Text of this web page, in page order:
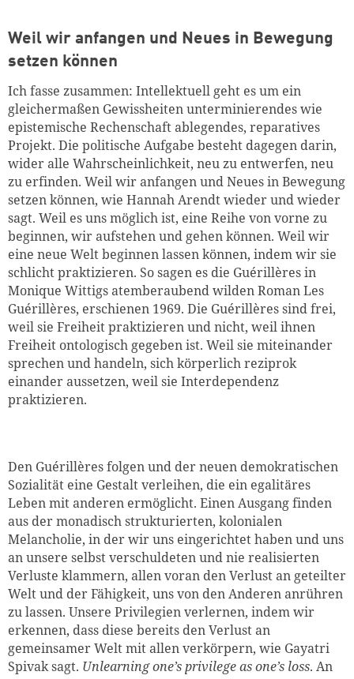
Weil wir anfangen und Neues in Bewegung
setzen können
Ich fasse zusammen: Intellektuell geht es um ein
gleichermaßen Gewissheiten unterminierendes wie
epistemische Rechenschaft ablegendes, reparatives
Projekt. Die politische Aufgabe besteht dagegen darin,
wider alle Wahrscheinlichkeit, neu zu entwerfen, neu
zu erfinden. Weil wir anfangen und Neues in Bewegung
setzen können, wie Hannah Arendt wieder und wieder
sagt. Weil es uns möglich ist, eine Reihe von vorne zu
beginnen, wir aufstehen und gehen können. Weil wir
eine neue Welt beginnen lassen können, indem wir sie
schlicht praktizieren. So sagen es die Guérillères in
Monique Wittigs atemberaubend wilden Roman Les
Guérillères, erschienen 1969. Die Guérillères sind frei,
weil sie Freiheit praktizieren und nicht, weil ihnen
Freiheit ontologisch gegeben ist. Weil sie miteinander
sprechen und handeln, sich körperlich reziprok
einander aussetzen, weil sie Interdependenz
praktizieren.
Den Guérillères folgen und der neuen demokratischen
Sozialität eine Gestalt verleihen, die ein egalitäres
Leben mit anderen ermöglicht. Einen Ausgang finden
aus der monadisch strukturierten, kolonialen
Melancholie, in der wir uns eingerichtet haben und uns
an unsere selbst verschuldeten und nie realisierten
Verluste klammern, allen voran den Verlust an geteilter
Welt und der Fähigkeit, uns von den Anderen anrühren
zu lassen. Unsere Privilegien verlernen, indem wir
erkennen, dass diese bereits den Verlust an
gemeinsamer Welt mit allen verkörpern, wie Gayatri
Spivak sagt. Unlearning one’s privilege as one’s loss. An